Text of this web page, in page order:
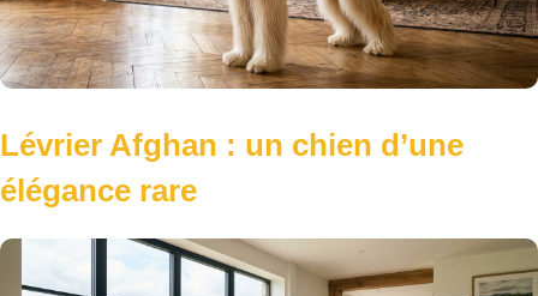
Lévrier Afghan : un chien d’une
élégance rare